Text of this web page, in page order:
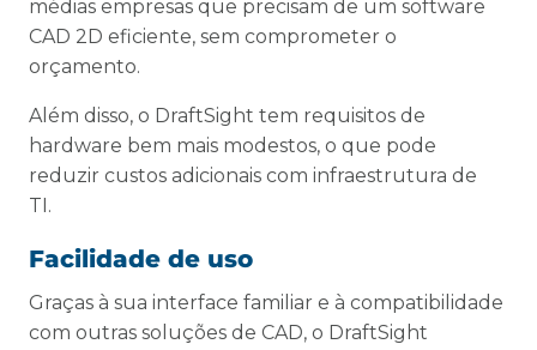
médias empresas que precisam de um software
CAD 2D eficiente, sem comprometer o
orçamento.
Além disso, o DraftSight tem requisitos de
hardware bem mais modestos, o que pode
reduzir custos adicionais com infraestrutura de
TI.
Facilidade de uso
Graças à sua interface familiar e à compatibilidade
com outras soluções de CAD, o DraftSight